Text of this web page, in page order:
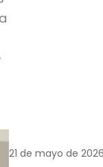
21 de mayo de 2026